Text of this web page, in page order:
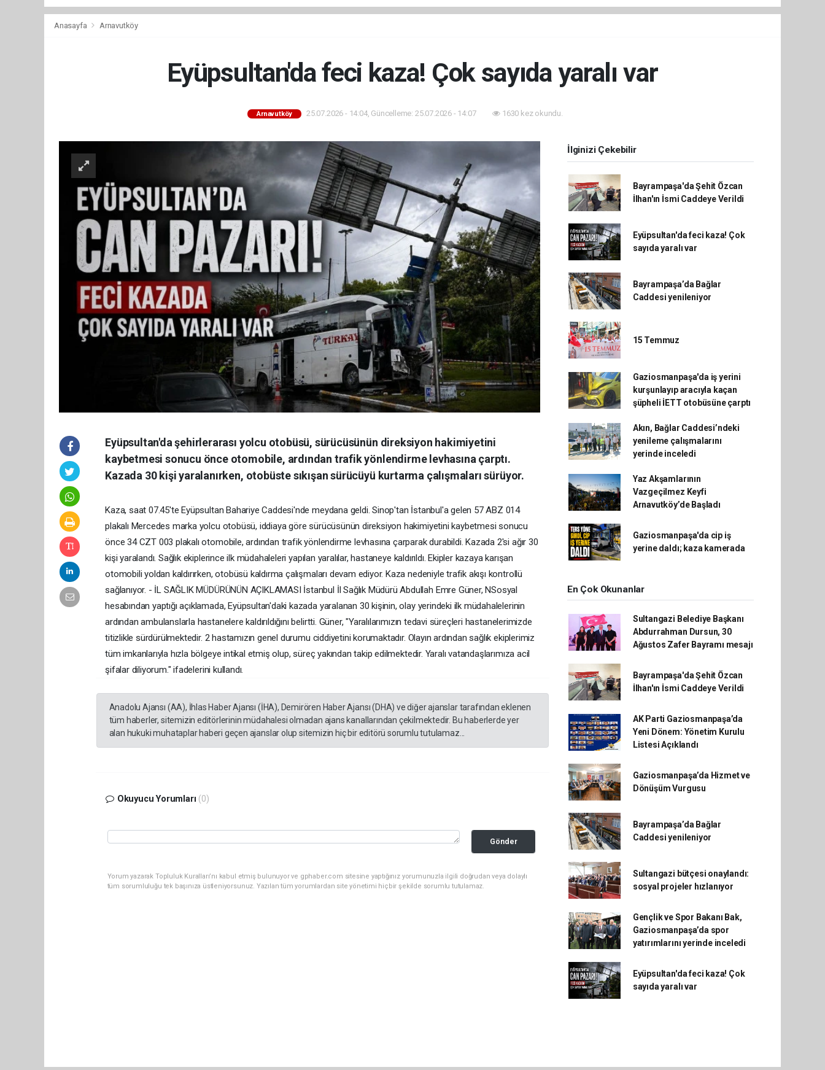
Anasayfa Arnavutköy
Eyüpsultan'da feci kaza! Çok sayıda yaralı var
Arnavutköy 25.07.2026 - 14:04, Güncelleme: 25.07.2026 - 14:07 1630 kez okundu.
Eyüpsultan'da şehirlerarası yolcu otobüsü, sürücüsünün direksiyon hakimiyetini
kaybetmesi sonucu önce otomobile, ardından trafik yönlendirme levhasına çarptı.
Kazada 30 kişi yaralanırken, otobüste sıkışan sürücüyü kurtarma çalışmaları sürüyor.
Kaza, saat 07.45'te Eyüpsultan Bahariye Caddesi'nde meydana geldi. Sinop'tan İstanbul'a gelen 57 ABZ 014
plakalı Mercedes marka yolcu otobüsü, iddiaya göre sürücüsünün direksiyon hakimiyetini kaybetmesi sonucu
önce 34 CZT 003 plakalı otomobile, ardından trafik yönlendirme levhasına çarparak durabildi. Kazada 2'si ağır 30
kişi yaralandı. Sağlık ekiplerince ilk müdahaleleri yapılan yaralılar, hastaneye kaldırıldı. Ekipler kazaya karışan
otomobili yoldan kaldırırken, otobüsü kaldırma çalışmaları devam ediyor. Kaza nedeniyle trafik akışı kontrollü
sağlanıyor. - İL SAĞLIK MÜDÜRÜNÜN AÇIKLAMASI İstanbul İl Sağlık Müdürü Abdullah Emre Güner, NSosyal
hesabından yaptığı açıklamada, Eyüpsultan'daki kazada yaralanan 30 kişinin, olay yerindeki ilk müdahalelerinin
ardından ambulanslarla hastanelere kaldırıldığını belirtti. Güner, "Yaralılarımızın tedavi süreçleri hastanelerimizde
titizlikle sürdürülmektedir. 2 hastamızın genel durumu ciddiyetini korumaktadır. Olayın ardından sağlık ekiplerimiz
tüm imkanlarıyla hızla bölgeye intikal etmiş olup, süreç yakından takip edilmektedir. Yaralı vatandaşlarımıza acil
şifalar diliyorum." ifadelerini kullandı.
Anadolu Ajansı (AA), İhlas Haber Ajansı (İHA), Demirören Haber Ajansı (DHA) ve diğer ajanslar tarafından eklenen
tüm haberler, sitemizin editörlerinin müdahalesi olmadan ajans kanallarından çekilmektedir. Bu haberlerde yer
alan hukuki muhataplar haberi geçen ajanslar olup sitemizin hiç bir editörü sorumlu tutulamaz...
Okuyucu Yorumları (0)
Gönder
Yorum yazarak Topluluk Kuralları’nı kabul etmiş bulunuyor ve gphaber.com sitesine yaptığınız yorumunuzla ilgili doğrudan veya dolaylı
tüm sorumluluğu tek başınıza üstleniyorsunuz. Yazılan tüm yorumlardan site yönetimi hiçbir şekilde sorumlu tutulamaz.
İlginizi Çekebilir
Bayrampaşa'da Şehit Özcan
İlhan'ın İsmi Caddeye Verildi
Eyüpsultan'da feci kaza! Çok
sayıda yaralı var
Bayrampaşa’da Bağlar
Caddesi yenileniyor
15 Temmuz
Gaziosmanpaşa'da iş yerini
kurşunlayıp aracıyla kaçan
şüpheli İETT otobüsüne çarptı
Akın, Bağlar Caddesi’ndeki
yenileme çalışmalarını
yerinde inceledi
Yaz Akşamlarının
Vazgeçilmez Keyfi
Arnavutköy’de Başladı
Gaziosmanpaşa'da cip iş
yerine daldı; kaza kamerada
En Çok Okunanlar
Sultangazi Belediye Başkanı
Abdurrahman Dursun, 30
Ağustos Zafer Bayramı mesajı
Bayrampaşa'da Şehit Özcan
İlhan'ın İsmi Caddeye Verildi
AK Parti Gaziosmanpaşa’da
Yeni Dönem: Yönetim Kurulu
Listesi Açıklandı
Gaziosmanpaşa’da Hizmet ve
Dönüşüm Vurgusu
Bayrampaşa’da Bağlar
Caddesi yenileniyor
Sultangazi bütçesi onaylandı:
sosyal projeler hızlanıyor
Gençlik ve Spor Bakanı Bak,
Gaziosmanpaşa’da spor
yatırımlarını yerinde inceledi
Eyüpsultan'da feci kaza! Çok
sayıda yaralı var